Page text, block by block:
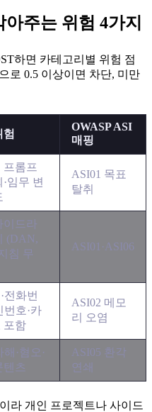
주는 위험 4가지
하면 카테고리별 위험 점
로 0.5 이상이면 차단, 미만
험
OWASP ASI
매핑
프롬프
임무 변
ASI01 목표
탈취
이드라
(DAN,
침 무
ASI01·ASI06
전화번
번호·카
포함
ASI02 메모
리 오염
해·혐오·
텐츠
ASI05 환각
연쇄
라 개인 프로젝트나 사이드